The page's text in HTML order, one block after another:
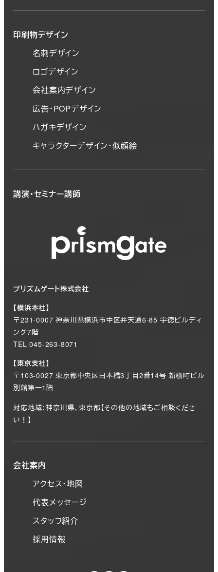
印刷物デザイン
名刺デザイン
ロゴデザイン
会社案内デザイン
広告・POPデザイン
ハガキデザイン
キャラクターデザイン・似顔絵
講演・セミナー講師
プリズムゲート株式会社
【横浜本社】
〒231-0007 神奈川県横浜市中区弁天通6-85 宇徳ビルディ
ング7階
TEL 045-263-8071
【東京支社】
〒103-0027 東京都中央区日本橋3丁目2番14号 新槇町ビル
別館第一1階
対応地域：神奈川県、東京都【その他の地域もご相談くださ
い！】
会社案内
アクセス・地図
代表メッセージ
スタッフ紹介
採用情報